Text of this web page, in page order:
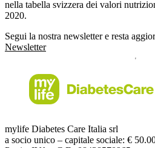
nella tabella svizzera dei valori
2020.
Segui la nostra newsletter e resta
Newsletter
mylife Diabetes Care Italia srl
a socio unico – capitale sociale: €